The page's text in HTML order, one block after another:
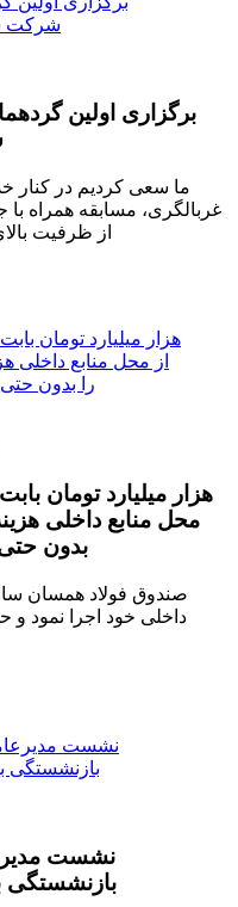
برگزاری اولین
ما سعی کردیم در کنار
غربالگری، مسابقه همراه با
از ظرفیت
محل منابع داخلی
بدون
صندوق فولاد همسان
نشست
بازنشستگی